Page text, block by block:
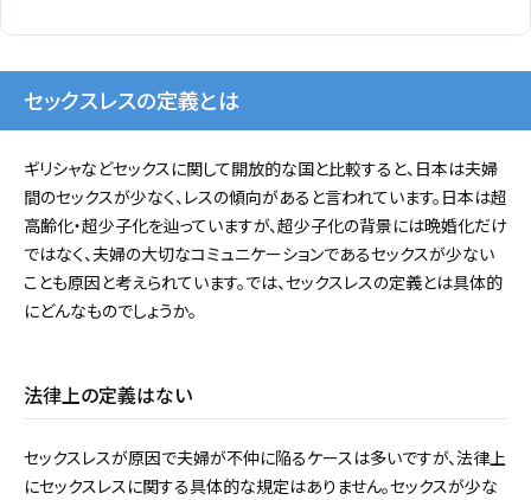
セックスレスの定義とは
ギリシャなどセックスに関して開放的な国と比較すると、日本は夫婦
間のセックスが少なく、レスの傾向があると言われています。日本は超
高齢化・超少子化を辿っていますが、超少子化の背景には晩婚化だけ
ではなく、夫婦の大切なコミュニケーションであるセックスが少ない
ことも原因と考えられています。では、セックスレスの定義とは具体的
にどんなものでしょうか。
法律上の定義はない
セックスレスが原因で夫婦が不仲に陥るケースは多いですが、法律上
にセックスレスに関する具体的な規定はありません。セックスが少な